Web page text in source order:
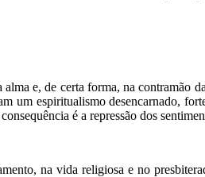
e, de certa forma, na contramão
um espiritualismo desencarnado,
é a repressão dos
na vida religiosa e no